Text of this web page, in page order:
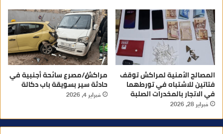
المصالح الأمنية لمراكش توقف
فتاتين للاشتباه في تورطهما
في الاتجار بالمخدرات الصلبة
فبراير 28, 2026
مراكش//مصرع سائحة أجنبية في
حادثة سير بسويقة باب دكالة
فبراير 4, 2026